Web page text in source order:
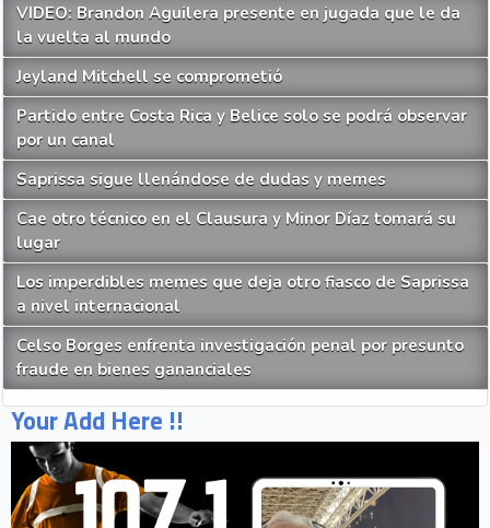
VIDEO: Brandon Aguilera presente en jugada que le da
la vuelta al mundo
Jeyland Mitchell se comprometió
Partido entre Costa Rica y Belice solo se podrá observar
por un canal
Saprissa sigue llenándose de dudas y memes
Cae otro técnico en el Clausura y Minor Díaz tomará su
lugar
Los imperdibles memes que deja otro fiasco de Saprissa
a nivel internacional
Celso Borges enfrenta investigación penal por presunto
fraude en bienes gananciales
Your Add Here !!